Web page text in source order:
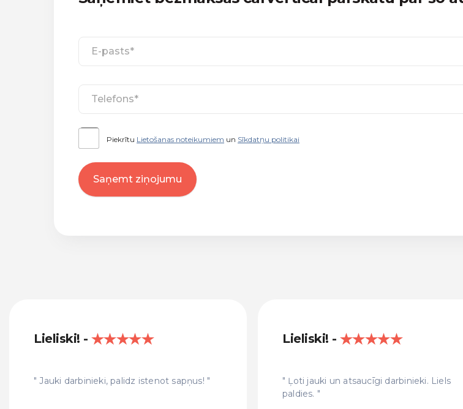
Piekrītu Lietošanas noteikumiem un Sīkdatņu politikai
Saņemt ziņojumu
Lieliski!
Jauki darbinieki, palidz istenot sapņus!
Lieliski!
Ļoti jauki un atsaucīgi darbinieki. Liels
paldies.